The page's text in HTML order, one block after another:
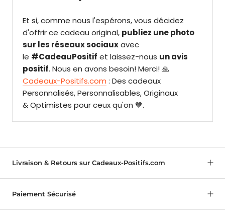
Et si, comme nous l'espérons, vous décidez
d'offrir ce cadeau original, publiez une photo
sur les réseaux sociauxavec
le #CadeauPositif et laissez-nous un avis
positif. Nous en avons besoin! Merci! 🙏
Cadeaux-Positifs.com : Des cadeaux
Personnalisés, Personnalisables, Originaux
& Optimistes pour ceux qu'on 🧡.
Livraison & Retours sur Cadeaux-Positifs.com
Paiement Sécurisé